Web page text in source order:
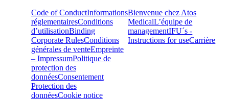
Code of ConductInformations
réglementairesConditions
d’utilisationBinding
Corporate RulesConditions
générales de venteEmpreinte
– ImpressumPolitique de
protection des
donnéesConsentement
Protection des
donnéesCookie notice
Bienvenue chez Atos
MedicalL’équipe de
managementIFU´s -
Instructions for useCarrière